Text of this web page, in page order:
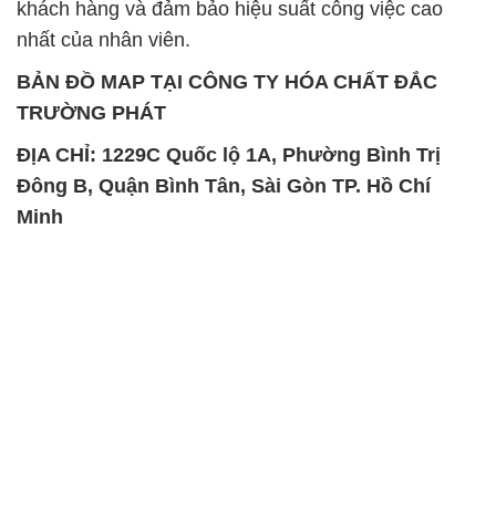
ĐỊA CHỈ: 1229C Quốc lộ 1A, Phường Bình Trị
Đông B, Quận Bình Tân, Sài Gòn TP. Hồ Chí
Minh